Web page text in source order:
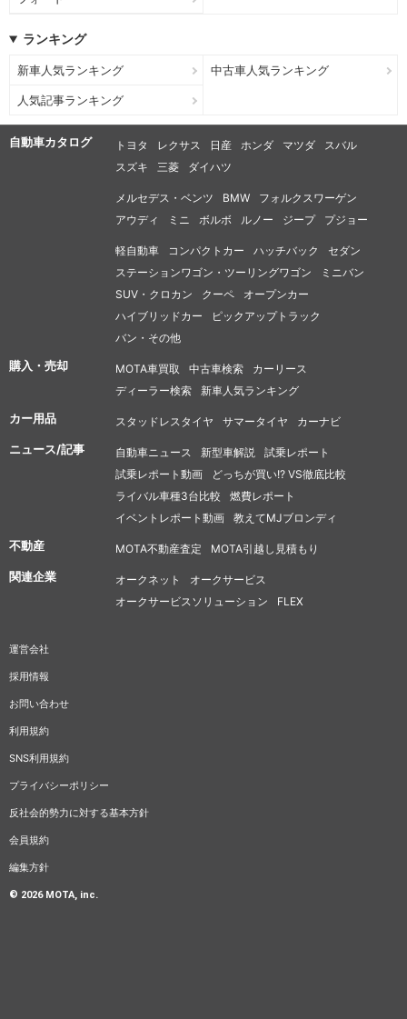
ランキング
新車人気ランキング 中古車人気ランキング
人気記事ランキング
自動車カタログ トヨタ レクサス 日産 ホンダ マツダ
スバル
スズキ
三菱 ダイハツ
メルセデス・ベンツ BMW
フォルクスワーゲン
アウディ
ミニ ボルボ ルノー ジープ プジョー
軽自動車 コンパクトカー ハッチバック
セダン
ステーションワゴン・ツーリングワゴン
ミニバン
SUV・クロカン
クーペ
オープンカー
ハイブリッドカー
ピックアップトラック
バン・その他
購入・売却 MOTA車買取 中古車検索
カーリース
ディーラー検索
新車人気ランキング
カー用品 スタッドレスタイヤ サマータイヤ カーナビ
ニュース/記事 自動車ニュース 新型車解説
試乗レポート
試乗レポート動画
どっちが買い!? VS徹底比較
ライバル車種3台比較
燃費レポート
イベントレポート動画
教えてMJブロンディ
不動産 MOTA不動産査定 MOTA引越し見積もり
関連企業 オークネット
オークサービス
オークサービスソリューション
FLEX
運営会社
採用情報
お問い合わせ
利用規約
SNS利用規約
プライバシーポリシー
反社会的勢力に対する基本方針
会員規約
編集方針
© 2026 MOTA, inc.